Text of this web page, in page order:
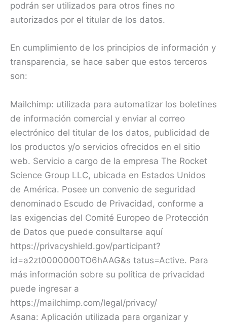
podrán ser utilizados para otros fines no
autorizados por el titular de los datos.
En cumplimiento de los principios de información y
transparencia, se hace saber que estos terceros
son:
Mailchimp: utilizada para automatizar los boletines
de información comercial y enviar al correo
electrónico del titular de los datos, publicidad de
los productos y/o servicios ofrecidos en el sitio
web. Servicio a cargo de la empresa The Rocket
Science Group LLC, ubicada en Estados Unidos
de América. Posee un convenio de seguridad
denominado Escudo de Privacidad, conforme a
las exigencias del Comité Europeo de Protección
de Datos que puede consultarse aquí
https://privacyshield.gov/participant?
id=a2zt0000000TO6hAAG&s tatus=Active. Para
más información sobre su política de privacidad
puede ingresar a
https://mailchimp.com/legal/privacy/
Asana: Aplicación utilizada para organizar y